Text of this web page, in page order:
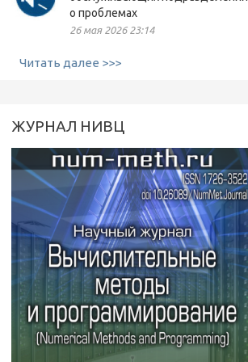
о проблемах
26 мая 2026 23:14
Читать далее >>>
ЖУРНАЛ НИВЦ